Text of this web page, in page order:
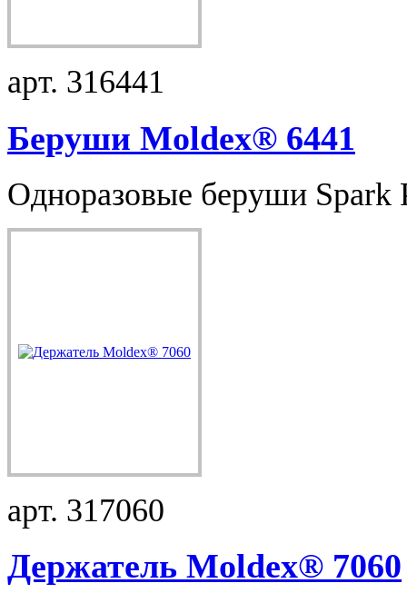
арт. 316441
Беруши Moldex® 6441
Одноразовые беруши Spark
арт. 317060
Держатель Moldex® 7060